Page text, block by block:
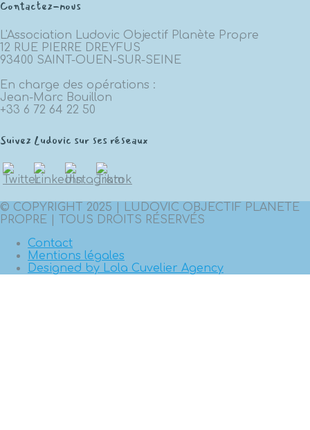
Contactez-nous
L'Association Ludovic Objectif Planète Propre
12 RUE PIERRE DREYFUS
93400 SAINT-OUEN-SUR-SEINE
En charge des opérations :
Jean-Marc Bouillon
+33 6 72 64 22 50
Suivez Ludovic sur ses réseaux
© COPYRIGHT 2025 | LUDOVIC OBJECTIF PLANETE
PROPRE | TOUS DROITS RÉSERVÉS
Contact
Mentions légales
Designed by Lola Cuvelier Agency